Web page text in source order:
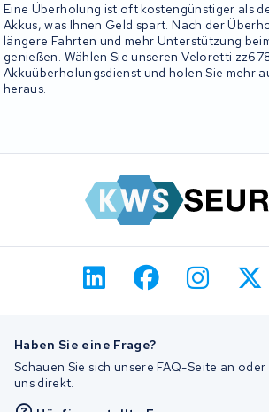
Eine Überholung ist oft kostengünstiger als
Akkus, was Ihnen Geld spart. Nach der
längere Fahrten und mehr Unterstützung
genießen. Wählen Sie unseren Veloretti
Akkuüberholungsdienst und holen Sie mehr
heraus.
Haben Sie eine Frage?
Schauen Sie sich unsere FAQ-Seite an
uns direkt.